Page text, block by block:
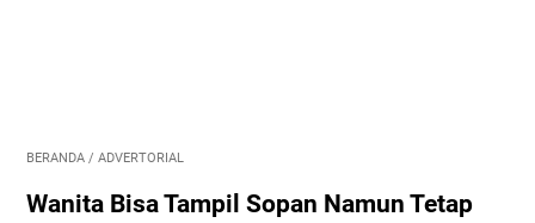
BERANDA / ADVERTORIAL
Wanita Bisa Tampil Sopan Namun Tetap